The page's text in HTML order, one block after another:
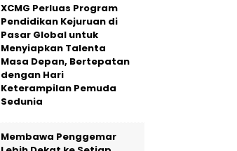
XCMG Perluas Program
Pendidikan Kejuruan di
Pasar Global untuk
Menyiapkan Talenta
Masa Depan, Bertepatan
dengan Hari
Keterampilan Pemuda
Sedunia
Membawa Penggemar